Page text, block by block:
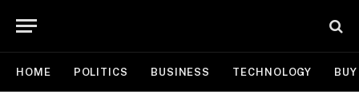
HOME POLITICS BUSINESS TECHNOLOGY